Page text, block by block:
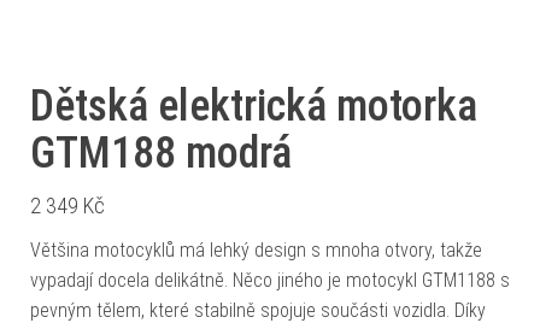
Dětská elektrická motorka
GTM188 modrá
2 349 Kč
Většina motocyklů má lehký design s mnoha otvory, takže
vypadají docela delikátně. Něco jiného je motocykl GTM1188 s
pevným tělem, které stabilně spojuje součásti vozidla. Díky